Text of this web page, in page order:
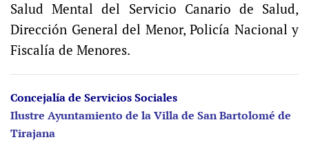
Salud Mental del Servicio Canario de Salud,
Dirección General del Menor, Policía Nacional y
Fiscalía de Menores.
Concejalía de Servicios Sociales
Ilustre Ayuntamiento de la Villa de San Bartolomé de
Tirajana